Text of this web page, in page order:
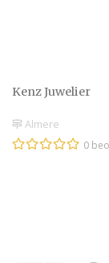
Kenz Juwelier
Almere
0